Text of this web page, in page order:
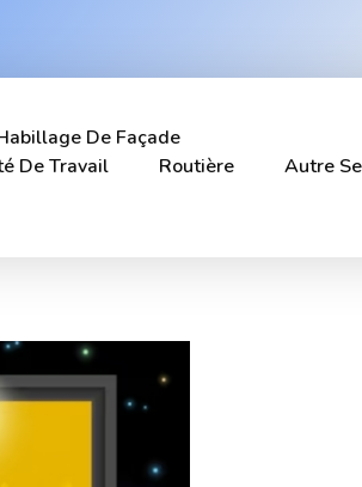
De Façade
De Travail Routière
Autre